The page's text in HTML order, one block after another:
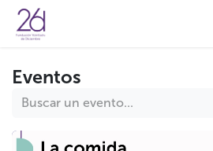
Ir al contenido
Eventos